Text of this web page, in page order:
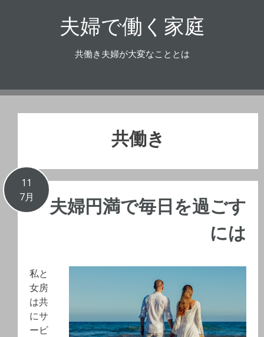
ス
夫婦で働く家庭
共働き夫婦が大変なこととは
共働き
11
7月
夫婦円満で毎日を過ごす
には
私と
女房
は共
にサ
ービ